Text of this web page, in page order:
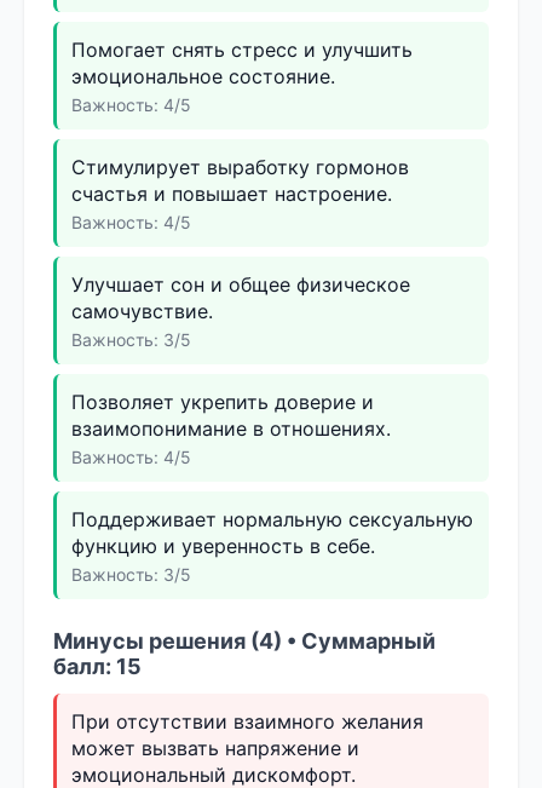
Помогает снять стресс и улучшить
эмоциональное состояние.
Важность: 4/5
Стимулирует выработку гормонов
счастья и повышает настроение.
Важность: 4/5
Улучшает сон и общее физическое
самочувствие.
Важность: 3/5
Позволяет укрепить доверие и
взаимопонимание в отношениях.
Важность: 4/5
Поддерживает нормальную сексуальную
функцию и уверенность в себе.
Важность: 3/5
Минусы решения (4) • Суммарный
балл: 15
При отсутствии взаимного желания
может вызвать напряжение и
эмоциональный дискомфорт.